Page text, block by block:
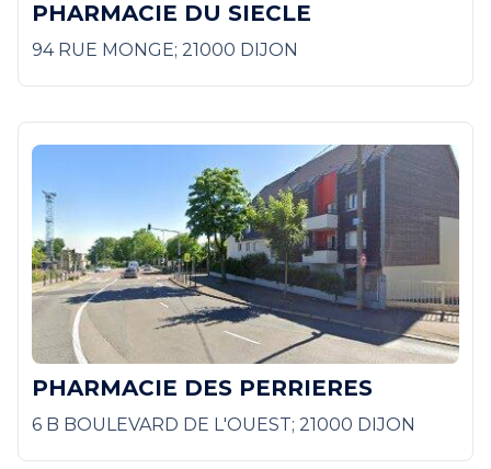
PHARMACIE DU SIECLE
94 RUE MONGE; 21000 DIJON
PHARMACIE DES PERRIERES
6 B BOULEVARD DE L'OUEST; 21000 DIJON